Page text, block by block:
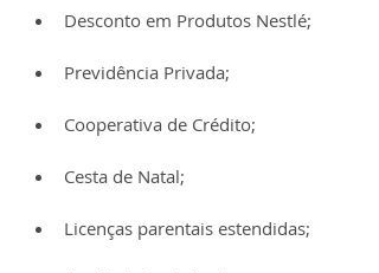
Desconto em Produtos Nestlé;
Previdência Privada;
Cooperativa de Crédito;
Cesta de Natal;
Licenças parentais estendidas;